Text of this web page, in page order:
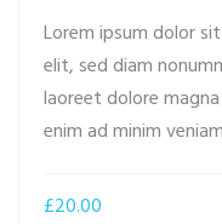
Lorem ipsum dolor
elit, sed diam
laoreet dolore
enim ad minim veniam
£20.00